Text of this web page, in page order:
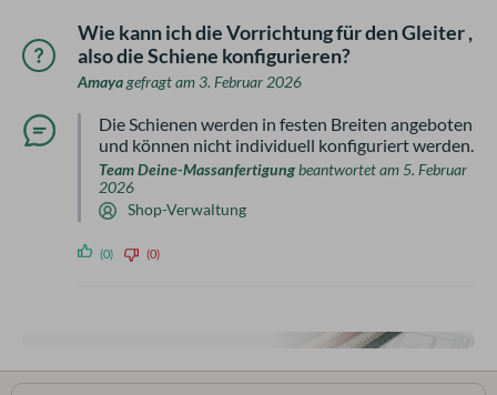
Wie kann ich die Vorrichtung für den Gleiter ,
also die Schiene konfigurieren?
Amayagefragt am 3. Februar 2026
Die Schienen werden in festen Breiten angeboten
und können nicht individuell konfiguriert werden.
Team Deine-Massanfertigungbeantwortet am 5. Februar
2026
Shop-Verwaltung
(0) (0)